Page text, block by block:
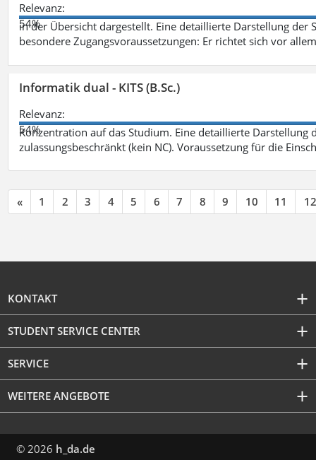
Relevanz:
54%
in der Übersicht dargestellt. Eine detaillierte Darstellung der
besondere Zugangsvoraussetzungen: Er richtet sich vor
Informatik dual - KITS (B.Sc.)
Relevanz:
54%
Konzentration auf das Studium. Eine detaillierte
zulassungsbeschränkt (kein NC). Voraussetzung für die
« 1 2 3 4 5 6 7 8 9 10 11 12
KONTAKT
STUDENT SERVICE CENTER
SERVICE
WEITERE ANGEBOTE
© 2026 h_da.de